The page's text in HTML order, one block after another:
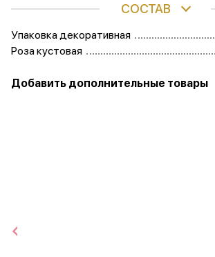
СОСТАВ
Упаковка декоративная
Роза кустовая
Добавить дополнительные товары